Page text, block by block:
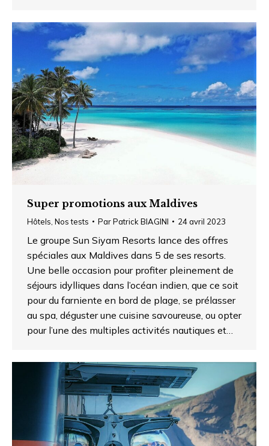
Super promotions aux Maldives
Hôtels, Nos tests ParPatrick BIAGINI 24 avril 2023
Le groupe Sun Siyam Resorts lance des offres
spéciales aux Maldives dans 5 de ses resorts.
Une belle occasion pour profiter pleinement de
séjours idylliques dans l’océan indien, que ce soit
pour du farniente en bord de plage, se prélasser
au spa, déguster une cuisine savoureuse, ou opter
pour l’une des multiples activités nautiques et…